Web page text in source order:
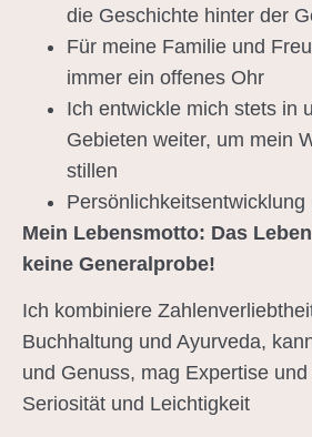
die Geschichte hinter der
Für meine Familie und
immer ein offenes Ohr
Ich entwickle mich stets in
Gebieten weiter, um mein
stillen
Mein Lebensmotto: Das
keine Generalprobe!
Ich kombiniere
Buchhaltung und Ayurveda,
und Genuss, mag Expertise
Seriosität und Leichtigkeit